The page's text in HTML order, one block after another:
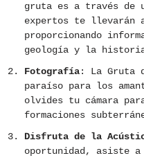
gruta es a través de
expertos te llevarán
proporcionando
geología y la
Fotografía: La Gruta
paraíso para los
olvides tu cámara
formaciones
Disfruta de la
oportunidad, asiste